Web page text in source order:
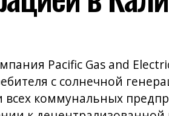
Pacific Gas and
с солнечной
всех коммунальных